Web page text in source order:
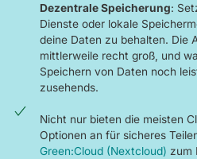
Dezentrale Speicherung:
Dienste oder lokale
deine Daten zu behalten. Die
mittlerweile recht groß, und
Speichern von Daten noch
zusehends.
Nicht nur bieten die meisten
Optionen an für sicheres
Green:Cloud (Nextcloud) zum